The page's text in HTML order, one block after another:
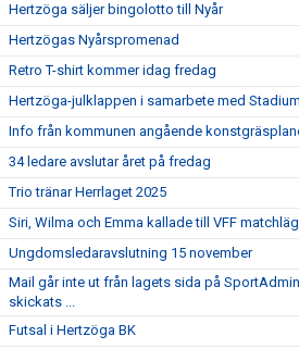
Hertzöga säljer bingolotto till Nyår
Hertzögas Nyårspromenad
Retro T-shirt kommer idag fredag
Hertzöga-julklappen i samarbete med Stadium
Info från kommunen angående
34 ledare avslutar året på fredag
Trio tränar Herrlaget 2025
Siri, Wilma och Emma kallade till VFF
Ungdomsledaravslutning 15 november
Mail går inte ut från lagets sida på
skickats ...
Futsal i Hertzöga BK